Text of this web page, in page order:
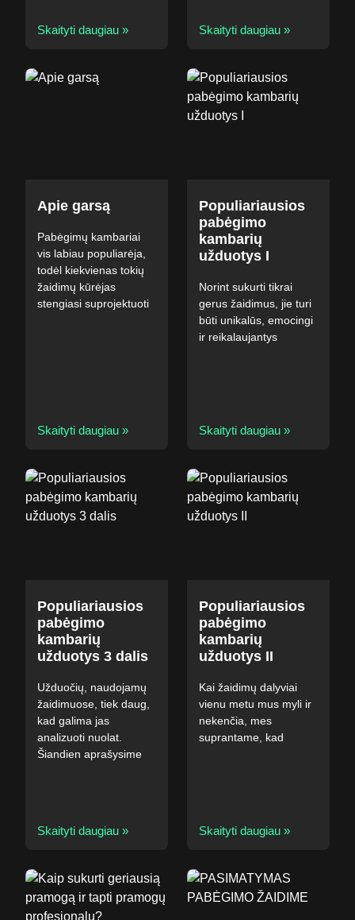
Skaityti daugiau » Skaityti daugiau »
Apie garsą
Pabėgimų kambariai
vis labiau populiarėja,
todėl kiekvienas tokių
žaidimų kūrėjas
stengiasi suprojektuoti
Skaityti daugiau »
Populiariausios
pabėgimo
kambarių
užduotys I
Norint sukurti tikrai
gerus žaidimus, jie turi
būti unikalūs, emocingi
ir reikalaujantys
Skaityti daugiau »
Populiariausios
pabėgimo
kambarių
užduotys 3 dalis
Užduočių, naudojamų
žaidimuose, tiek daug,
kad galima jas
analizuoti nuolat.
Šiandien aprašysime
Skaityti daugiau »
Populiariausios
pabėgimo
kambarių
užduotys II
Kai žaidimų dalyviai
vienu metu mus myli ir
nekenčia, mes
suprantame, kad
Skaityti daugiau »